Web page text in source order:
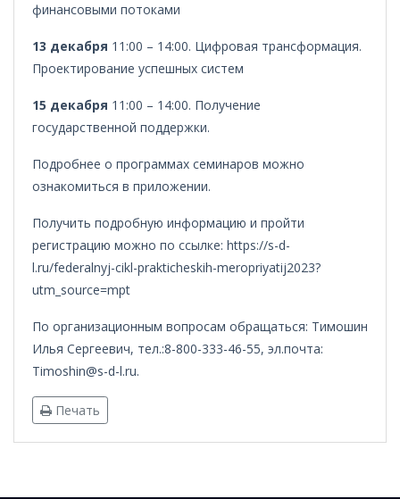
финансовыми потоками
13 декабря 11:00 – 14:00. Цифровая трансформация.
Проектирование успешных систем
15 декабря 11:00 – 14:00. Получение
государственной поддержки.
Подробнее о программах семинаров можно
ознакомиться в приложении.
Получить подробную информацию и пройти
регистрацию можно по ссылке: https://s-d-
l.ru/federalnyj-cikl-prakticheskih-meropriyatij2023?
utm_source=mpt
По организационным вопросам обращаться: Тимошин
Илья Сергеевич, тел.:8-800-333-46-55, эл.почта:
Timoshin@s-d-l.ru.
Печать